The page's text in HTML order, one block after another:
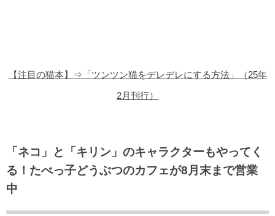
【注目の猫本】⇒「ツンツン猫をデレデレにする方法」（25年
2月刊行）
「ネコ」と「キリン」のキャラクターもやってく
る！たべっ子どうぶつのカフェが8月末まで営業
中
猫のゲーム・アプリ
猫のフリー写真素材